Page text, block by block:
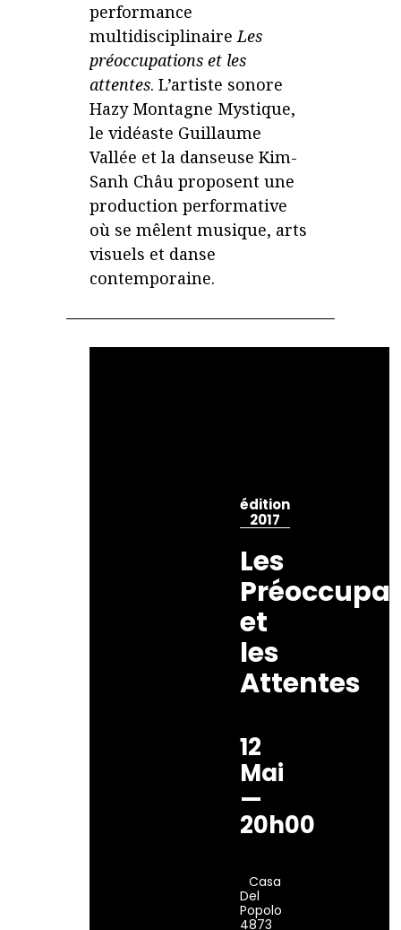
performance
multidisciplinaireLes
préoccupations et les
attentes. L’artiste sonore
Hazy Montagne Mystique,
le vidéaste Guillaume
Vallée et la danseuse Kim-
Sanh Châu proposent une
production performative
où se mêlent musique, arts
visuels et danse
contemporaine.
édition
2017
Les
et
les
Attentes
12
Mai
—
20h00
Casa
Del
Popolo
4873